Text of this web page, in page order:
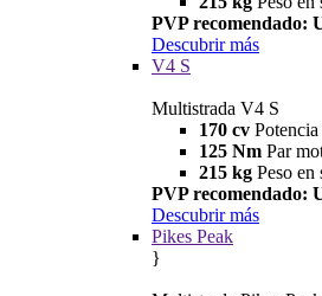
PVP recomendado:
Descubrir más
V4 S
Multistrada V4 S
170 cv Potencia
125 Nm Par
215 kg Peso en
PVP recomendado:
Descubrir más
Pikes Peak
}